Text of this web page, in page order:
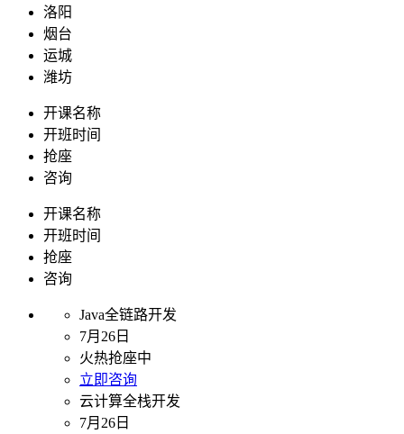
洛阳
烟台
运城
潍坊
开课名称
开班时间
抢座
咨询
开课名称
开班时间
抢座
咨询
Java全链路开发
7月26日
火热抢座中
立即咨询
云计算全栈开发
7月26日